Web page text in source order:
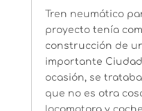
Tren neumático
proyecto tenía
construcción de
importante
ocasión, se
que no es otra